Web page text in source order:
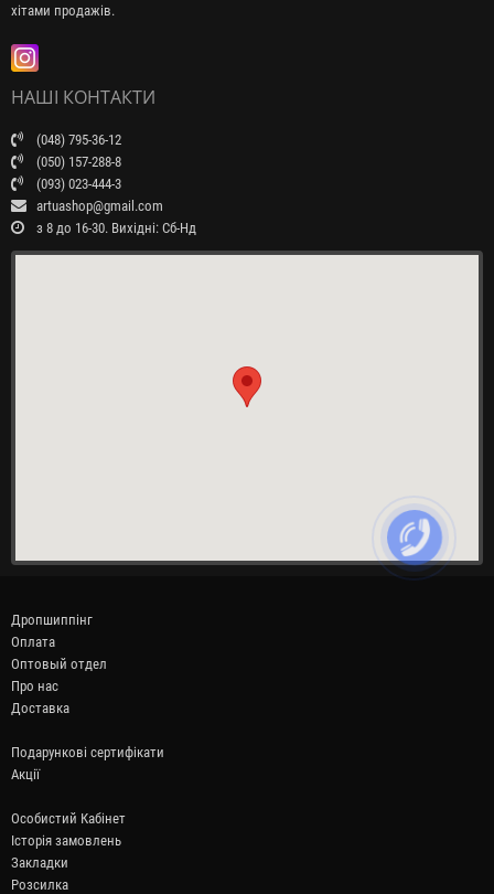
хітами продажів.
НАШІ КОНТАКТИ
(048) 795-36-12
(050) 157-288-8
(093) 023-444-3
artuashop@gmail.com
з 8 до 16-30. Вихідні: Сб-Нд
Дропшиппінг
Оплата
Оптовый отдел
Про нас
Доставка
Подарункові сертифікати
Акції
Особистий Кабінет
Історія замовлень
Закладки
Розсилка